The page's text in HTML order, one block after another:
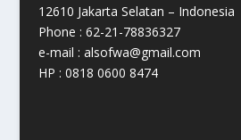
12610 Jakarta Selatan – Indonesia
Phone : 62-21-78836327
e-mail : alsofwa@gmail.com
HP : 0818 0600 8474